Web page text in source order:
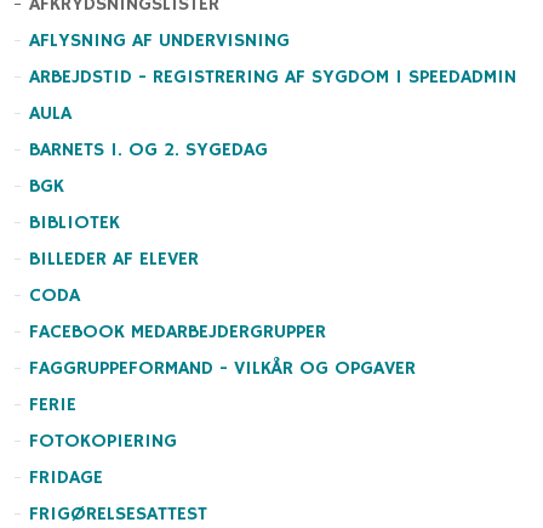
AFKRYDSNINGSLISTER
AFLYSNING AF UNDERVISNING
ARBEJDSTID - REGISTRERING AF SYGDOM I SPEEDADMIN
AULA
BARNETS 1. OG 2. SYGEDAG
BGK
BIBLIOTEK
BILLEDER AF ELEVER
CODA
FACEBOOK MEDARBEJDERGRUPPER
FAGGRUPPEFORMAND - VILKÅR OG OPGAVER
FERIE
FOTOKOPIERING
FRIDAGE
FRIGØRELSESATTEST